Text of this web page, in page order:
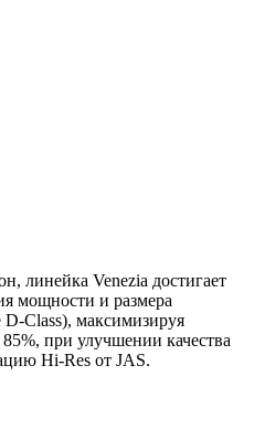
линейка Venezia достигает
мощности и размера
Class), максимизируя
при улучшении качества
Hi-Res от JAS.